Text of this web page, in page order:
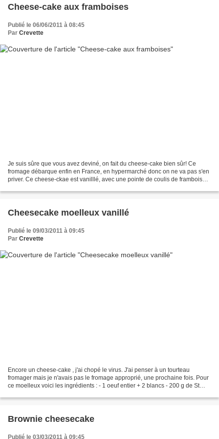
Cheese-cake aux framboises
Publié le 06/06/2011 à 08:45
Par Crevette
Je suis sûre que vous avez deviné, on fait du cheese-cake bien sûr! Ce
fromage débarque enfin en France, en hypermarché donc on ne va pas s'en
priver. Ce cheese-ckae est vanilllé, avec une pointe de coulis de framboise...
Cheesecake moelleux vanillé
Publié le 09/03/2011 à 09:45
Par Crevette
Encore un cheese-cake , j'ai chopé le virus. J'ai penser à un tourteau
fromager mais je n'avais pas le fromage approprié, une prochaine fois. Pour
ce moelleux voici les ingrédients : - 1 oeuf entier + 2 blancs - 200 g de St
Brownie cheesecake
Publié le 03/03/2011 à 09:45